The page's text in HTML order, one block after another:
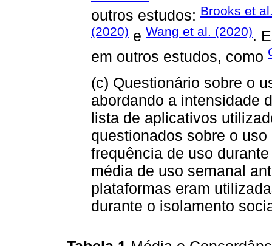
outros estudos: Brooks et
(2020) e Wang et al. (2020).
em outros estudos, como
(c) Questionário sobre o
abordando a intensidade
lista de aplicativos
questionados sobre o
frequência de uso
média de uso semanal
plataformas eram
durante o isolamento